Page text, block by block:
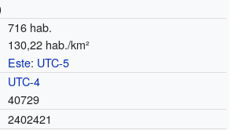
716 hab.
130,22 hab./km²
Este: UTC-5
UTC-4
40729
2402421